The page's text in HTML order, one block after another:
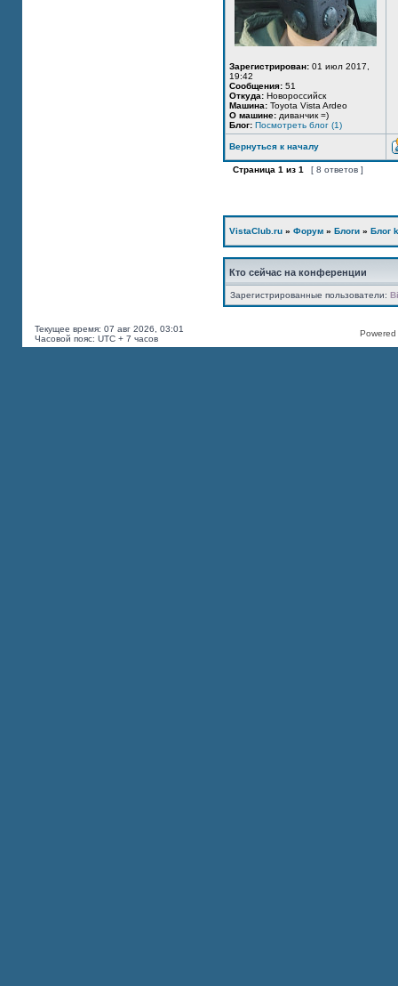
Зарегистрирован: 01 июл 2017,
19:42
Сообщения: 51
Откуда: Новороссийск
Машина: Toyota Vista Ardeo
О машине: диванчик =)
Блог: Посмотреть блог (1)
Вернуться к началу
Страница 1 из 1 [ 8 ответов ]
VistaClub.ru » Форум » Блоги » Блог
Кто сейчас на конференции
Зарегистрированные пользователи:
Текущее время: 07 авг 2026, 03:01
Часовой пояс: UTC + 7 часов